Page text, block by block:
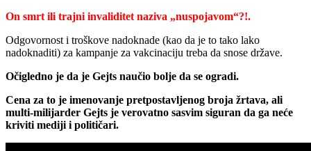
On smrt ili trajni invaliditet naziva „nuspojavom“?!.
Odgovornost i troškove nadoknade (kao da je to tako lako
nadoknaditi) za kampanje za vakcinaciju treba da snose države.
Očigledno je da je Gejts naučio bolje da se ogradi.
Cena za to je imenovanje pretpostavljenog broja žrtava, ali
multi-milijarder Gejts je verovatno sasvim siguran da ga neće
kriviti mediji i političari.